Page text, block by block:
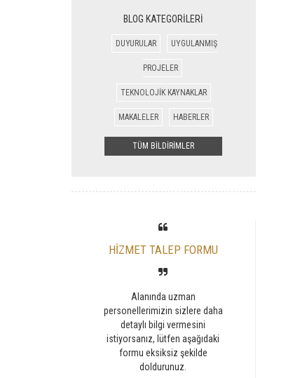
BLOG KATEGORİLERİ
DUYURULAR UYGULANMIŞ
PROJELER
TEKNOLOJİK KAYNAKLAR
MAKALELER HABERLER
TÜM BİLDİRİMLER
HİZMET TALEP FORMU
Alanında uzman
personellerimizin sizlere daha
detaylı bilgi vermesini
istiyorsanız, lütfen aşağıdaki
formu eksiksiz şekilde
doldurunuz.